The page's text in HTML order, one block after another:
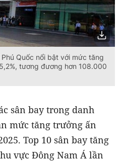
Quốc nổi bật với mức tăng
tương đương hơn 108.000
sân bay trong danh
mức tăng trưởng ấn
Top 10 sân bay tăng
vực Đông Nam Á lần